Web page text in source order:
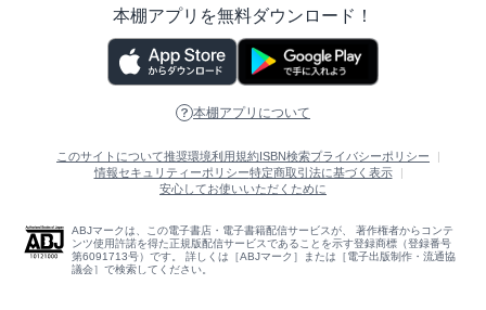
本棚アプリを無料ダウンロード！
本棚アプリについて
このサイトについて推奨環境利用規約ISBN検索プライバシーポリシー
情報セキュリティーポリシー特定商取引法に基づく表示
安心してお使いいただくために
ABJマークは、この電子書店・電子書籍配信サービスが、 著作権者からコンテ
ンツ使用許諾を得た正規版配信サービスであることを示す登録商標（登録番号
第6091713号）です。 詳しくは［ABJマーク］または［電子出版制作・流通協
議会］で検索してください。